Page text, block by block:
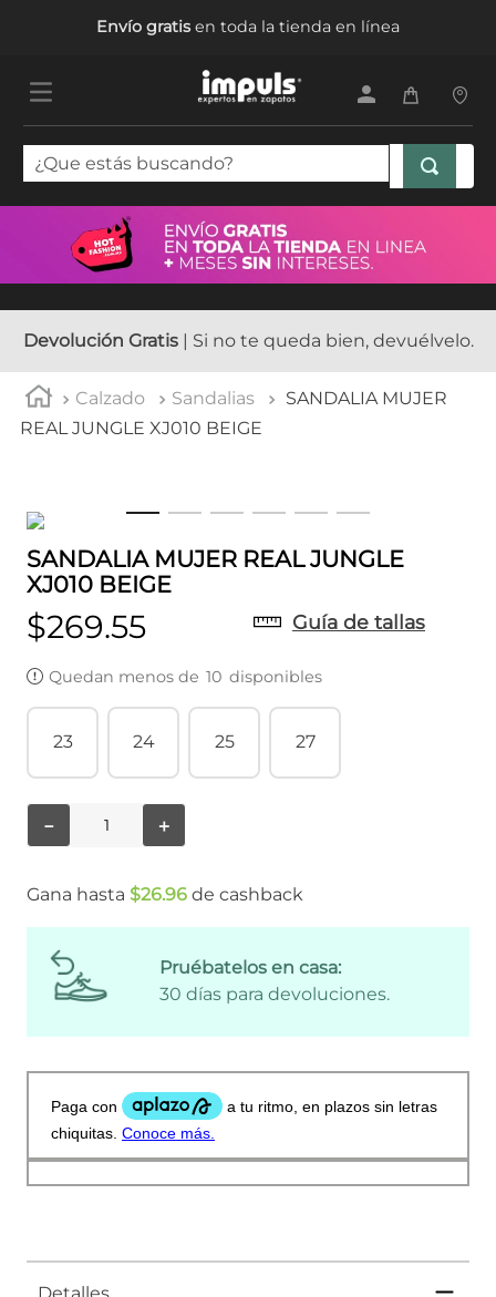
Envío gratisen toda la tienda en línea
¿Que estás buscando?
Devolución Gratis| Si no te queda bien, devuélvelo.
Calzado Sandalias
SANDALIA MUJER
REAL JUNGLE XJ010 BEIGE
SANDALIA MUJER REAL JUNGLE
XJ010 BEIGE
$269.55 Guía de tallas
Quedan menos de 10 disponibles
23 24 25 27
＋
－
Gana hasta $26.96 de cashback
Pruébatelos en casa:
30 días para devoluciones.
TÉRMINOS MÁS BUSCADOS
tenis mujer
3.
tenis hombre
4.
botas mujer
5. tenis niña